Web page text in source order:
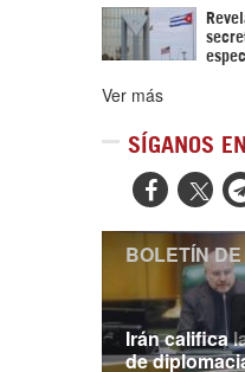
Ver más
SÍGANOS EN

Irán califica
de
BOLETÍN